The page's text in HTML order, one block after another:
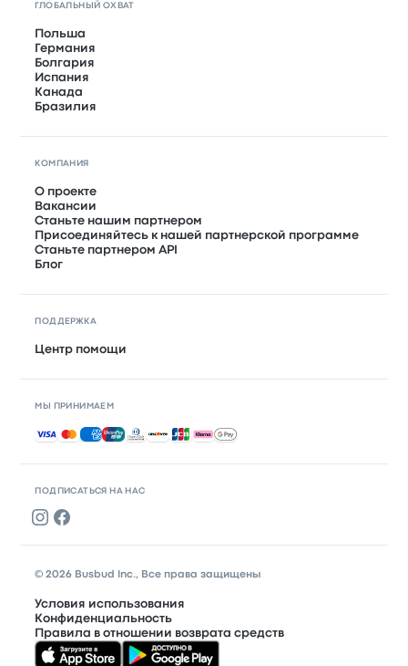
ПОДПИСАТЬСЯ НА НАС
ГЛОБАЛЬНЫЙ ОХВАТ
Польша
Германия
Болгария
Испания
Канада
Бразилия
КОМПАНИЯ
О проекте
Вакансии
Станьте нашим партнером
Присоединяйтесь к нашей партнерской программе
Станьте партнером API
Блог
ПОДДЕРЖКА
Центр помощи
МЫ ПРИНИМАЕМ
Принимаемые способы оплаты
© 2026 Busbud Inc., Все права защищены
Условия использования
Конфиденциальность
Правила в отношении возврата средств